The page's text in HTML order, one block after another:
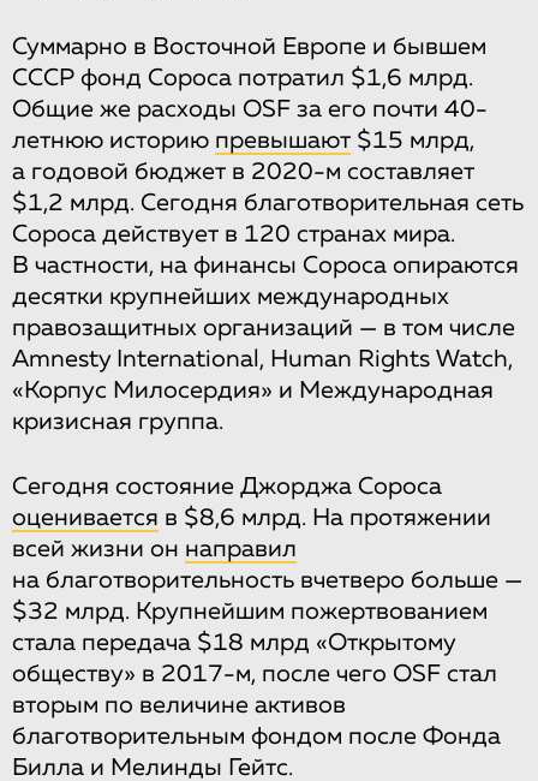
Суммарно в Восточной Европе и бывшем
СССР фонд Сороса потратил $1,6 млрд.
Общие же расходы OSF за его почти 40-
летнюю историю превышают $15 млрд,
а годовой бюджет в 2020-м составляет
$1,2 млрд. Сегодня благотворительная сеть
Сороса действует в 120 странах мира.
В частности, на финансы Сороса опираются
десятки крупнейших международных
правозащитных организаций — в том числе
Amnesty International, Human Rights Watch,
«Корпус Милосердия» и Международная
кризисная группа.
Сегодня состояние Джорджа Сороса
оценивается в $8,6 млрд. На протяжении
всей жизни он направил
на благотворительность вчетверо больше —
$32 млрд. Крупнейшим пожертвованием
стала передача $18 млрд «Открытому
обществу» в 2017-м, после чего OSF стал
вторым по величине активов
благотворительным фондом после Фонда
Билла и Мелинды Гейтс.